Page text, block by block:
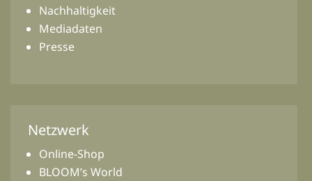
Nachhaltigkeit
Mediadaten
Presse
Netzwerk
Online-Shop
BLOOM’s World